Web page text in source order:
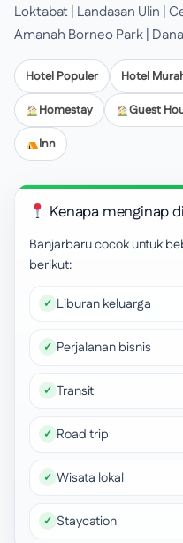
Loktabat | Landasan Ulin |
Amanah Borneo Park |
Hotel Populer Hotel
Homestay Guest
Inn
Kenapa menginap
Banjarbaru cocok untuk
berikut:
Liburan keluarga
Perjalanan bisnis
Transit
Road trip
Wisata lokal
Staycation